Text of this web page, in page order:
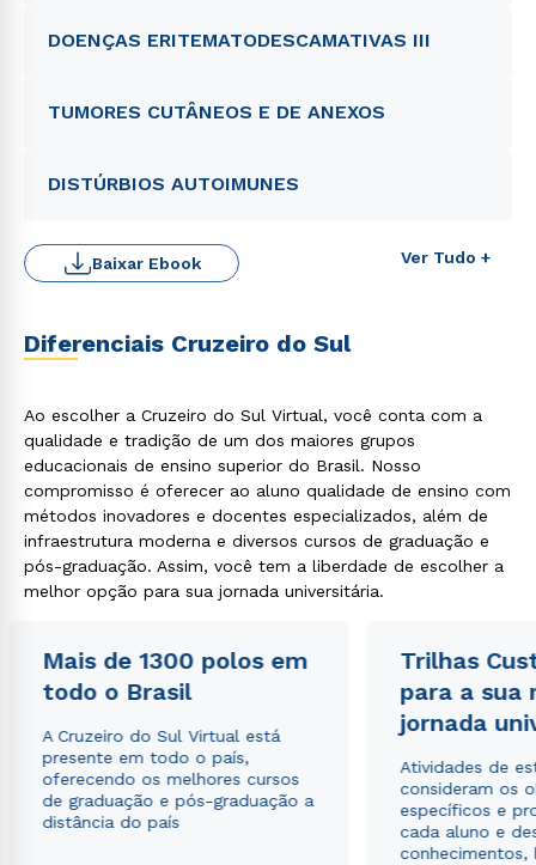
DOENÇAS ERITEMATODESCAMATIVAS III
TUMORES CUTÂNEOS E DE ANEXOS
DISTÚRBIOS AUTOIMUNES
Ver Tudo +
Baixar Ebook
Diferenciais Cruzeiro do Sul
Ao escolher a Cruzeiro do Sul Virtual, você conta com a
qualidade e tradição de um dos maiores grupos
educacionais de ensino superior do Brasil. Nosso
compromisso é oferecer ao aluno qualidade de ensino com
métodos inovadores e docentes especializados, além de
infraestrutura moderna e diversos cursos de graduação e
pós-graduação. Assim, você tem a liberdade de escolher a
melhor opção para sua jornada universitária.
Mais de 1300 polos em
todo o Brasil
A Cruzeiro do Sul Virtual está
presente em todo o país,
oferecendo os melhores cursos
de graduação e pós-graduação a
distância do país
Trilhas
para a sua
jornada
Atividades de
consideram os
específicos e
cada aluno e
conhecimentos,